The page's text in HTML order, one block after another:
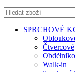
SPRCHOVÉ
Čtvercové
Walk-in